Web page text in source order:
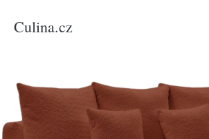
Culina.cz
bouclé trojmístná pohovka Saint-Germain 260 cm